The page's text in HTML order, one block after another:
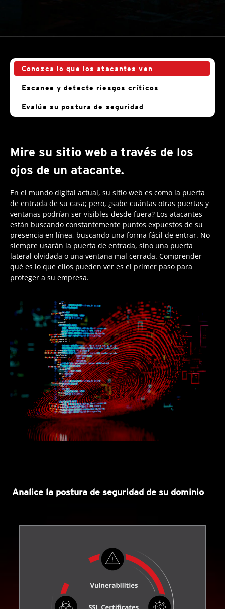
Conozca lo que los atacantes ven
Escanee y detecte riesgos críticos
Evalúe su postura de seguridad
Mire su sitio web a través de los
ojos de un atacante.
En el mundo digital actual, su sitio web es como la puerta
de entrada de su casa; pero, ¿sabe cuántas otras puertas y
ventanas podrían ser visibles desde fuera? Los atacantes
están buscando constantemente puntos expuestos de su
presencia en línea, buscando una forma fácil de entrar. No
siempre usarán la puerta de entrada, sino una puerta
lateral olvidada o una ventana mal cerrada. Comprender
qué es lo que ellos pueden ver es el primer paso para
proteger a su empresa.
Analice la postura de seguridad de su dominio